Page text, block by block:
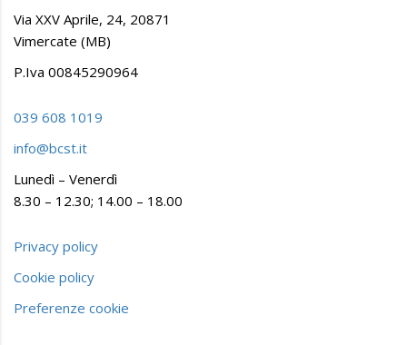
Via XXV Aprile, 24, 20871
Vimercate (MB)
P.Iva 00845290964
039 608 1019
info@bcst.it
Lunedì – Venerdì
8.30 – 12.30; 14.00 – 18.00
Privacy policy
Cookie policy
Preferenze cookie